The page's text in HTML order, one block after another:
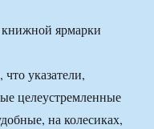
указатели,
целеустремленные
на колесиках,